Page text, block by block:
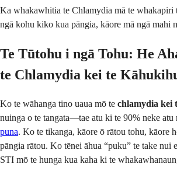
Ka whakawhitia te Chlamydia mā te whakapiri
ngā kohu kiko kua pāngia, kāore mā ngā mahi
Te Tūtohu i ngā Tohu: He
te Chlamydia kei te
Ko te wāhanga tino uaua mō te chlamydia kei
nuinga o te tangata—tae atu ki te 90% neke
puna. Ko te tikanga, kāore ō rātou tohu, kāore
pāngia rātou. Ko tēnei āhua “puku” te take nui
STI mō te hunga kua kaha ki te